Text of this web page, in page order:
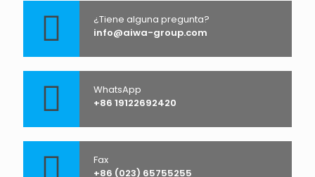
¿Tiene alguna pregunta?
info@aiwa-group.com
WhatsApp
+86 19122692420
Fax
+86 (023) 65755255